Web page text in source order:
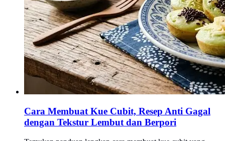
Cara Membuat Kue Cubit, Resep Anti Gagal
dengan Tekstur Lembut dan Berpori